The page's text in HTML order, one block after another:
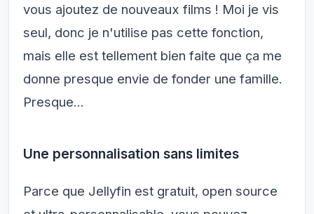
vous ajoutez de nouveaux films ! Moi je vis
seul, donc je n'utilise pas cette fonction,
mais elle est tellement bien faite que ça me
donne presque envie de fonder une famille.
Presque...
Une personnalisation sans limites
Parce que Jellyfin est gratuit, open source